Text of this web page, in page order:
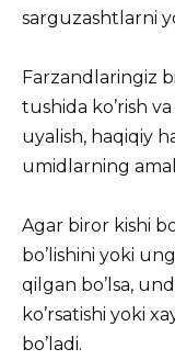
sarguzashtlarni
Farzandlaringiz
tushida ko’rish
uyalish, haqiqiy
umidlarning
Agar biror kishi
bo’lishini yoki
qilgan bo’lsa,
ko’rsatishi yoki
bo’ladi.